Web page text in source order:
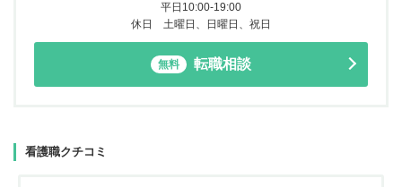
平日10:00-19:00
休日 土曜日、日曜日、祝日
無料 転職相談
看護職クチコミ